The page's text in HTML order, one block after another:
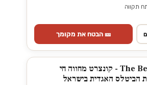
תקווה
🎫 הבטח את מקומך
The Beatles legend - קונצרט מחווה חי
הביטלס האגדית בישראל